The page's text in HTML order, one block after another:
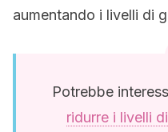
aumentando i livelli di
Potrebbe
ridurre i livelli